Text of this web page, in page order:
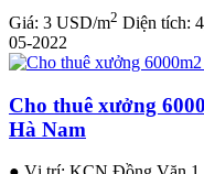
Giá: 3 USD/m2 Diện tích:
05-2022
Cho thuê xưởng
Hà Nam